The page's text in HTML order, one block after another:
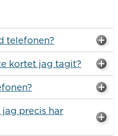
telefonen?
kortet jag tagit?
precis har